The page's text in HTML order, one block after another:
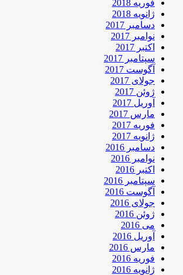
فوریه 2018
ژانویه 2018
دسامبر 2017
نوامبر 2017
اکتبر 2017
سپتامبر 2017
آگوست 2017
جولای 2017
ژوئن 2017
آوریل 2017
مارس 2017
فوریه 2017
ژانویه 2017
دسامبر 2016
نوامبر 2016
اکتبر 2016
سپتامبر 2016
آگوست 2016
جولای 2016
ژوئن 2016
می 2016
آوریل 2016
مارس 2016
فوریه 2016
ژانویه 2016